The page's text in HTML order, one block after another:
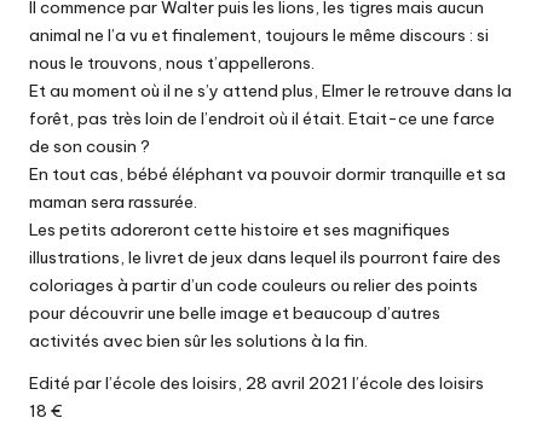
Il commence par Walter puis les lions, les tigres mais aucun
animal ne l’a vu et finalement, toujours le même discours : si
nous le trouvons, nous t’appellerons.
Et au moment où il ne s’y attend plus, Elmer le retrouve dans la
forêt, pas très loin de l’endroit où il était. Etait-ce une farce
de son cousin ?
En tout cas, bébé éléphant va pouvoir dormir tranquille et sa
maman sera rassurée.
Les petits adoreront cette histoire et ses magnifiques
illustrations, le livret de jeux dans lequel ils pourront faire des
coloriages à partir d’un code couleurs ou relier des points
pour découvrir une belle image et beaucoup d’autres
activités avec bien sûr les solutions à la fin.
Edité par l’école des loisirs, 28 avril 2021 l’école des loisirs
18 €